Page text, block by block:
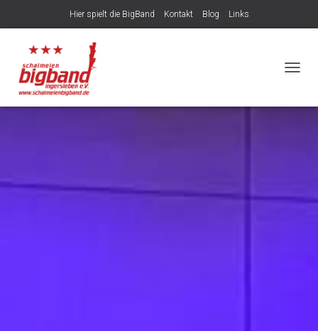
Hier spielt die BigBand Kontakt Blog Links